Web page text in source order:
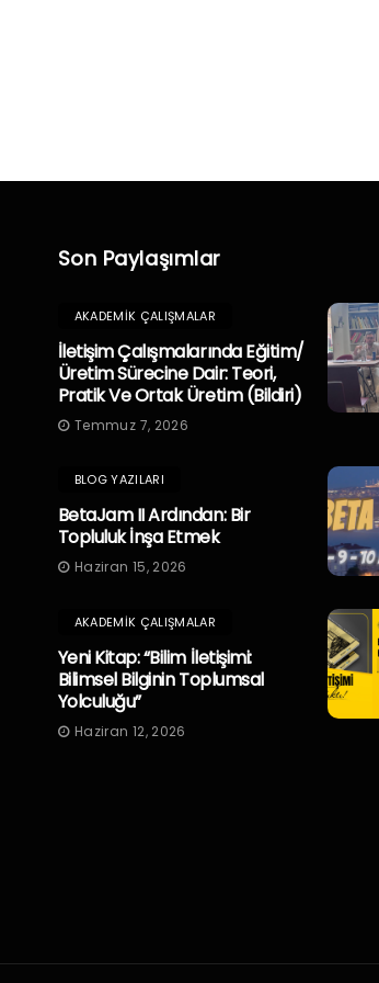
Son Paylaşımlar
AKADEMIK ÇALIŞMALAR
İletişim Çalışmalarında Eğitim/
Üretim Sürecine Dair: Teori,
Pratik Ve Ortak Üretim (Bildiri)
Temmuz 7, 2026
BLOG YAZILARI
BetaJam II Ardından: Bir
Topluluk İnşa Etmek
Haziran 15, 2026
AKADEMIK ÇALIŞMALAR
Yeni Kitap: “Bilim İletişimi:
Bilimsel Bilginin Toplumsal
Yolculuğu”
Haziran 12, 2026